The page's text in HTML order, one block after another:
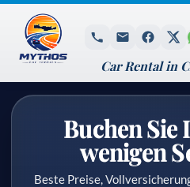
Buchen Sie
wenigen
Beste Preise,
Car Rental in